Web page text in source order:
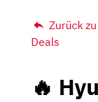
Zurück
Deals
🔥